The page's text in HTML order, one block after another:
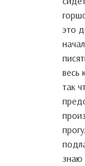
это
весь
так
знаю